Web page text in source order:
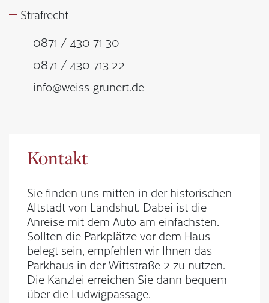
Strafrecht
0871 / 430 71 30
0871 / 430 713 22
info@weiss-grunert.de
Kontakt
Sie finden uns mitten in der historischen
Altstadt von Landshut. Dabei ist die
Anreise mit dem Auto am einfachsten.
Sollten die Parkplätze vor dem Haus
belegt sein, empfehlen wir Ihnen das
Parkhaus in der Wittstraße 2 zu nutzen.
Die Kanzlei erreichen Sie dann bequem
über die Ludwigpassage.